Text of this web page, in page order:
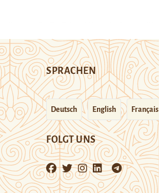
SPRACHEN
Deutsch English Français
FOLGT UNS